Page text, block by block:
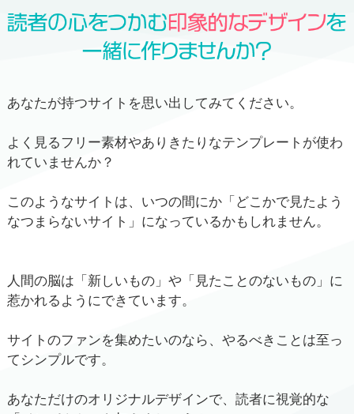
あなたが持つサイトを思い出してみてください。
よく見るフリー素材やありきたりなテンプレートが使わ
れていませんか？
このようなサイトは、いつの間にか「どこかで見たよう
なつまらないサイト」になっているかもしれません。
人間の脳は「新しいもの」や「見たことのないもの」に
惹かれるようにできています。
サイトのファンを集めたいのなら、やるべきことは至っ
てシンプルです。
あなただけのオリジナルデザインで、読者に視覚的な